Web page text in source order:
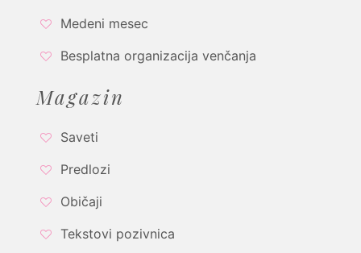
Medeni mesec
Besplatna organizacija venčanja
Magazin
Saveti
Predlozi
Običaji
Tekstovi pozivnica